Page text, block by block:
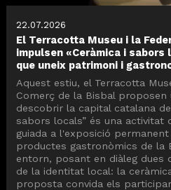
22.07.2026
El Terracotta Museu i la
impulsen «Ceràmica i
que uneix patrimoni i
Aquest estiu, el Terracotta
Comerç de la Bisbal proposen
descobrir la capital catalana
sabors locals” és una activitat
guiada a l'exposició
productes gastronòmics de la
entorn, posant en diàleg dues
de la identitat local: la
proposta convida els